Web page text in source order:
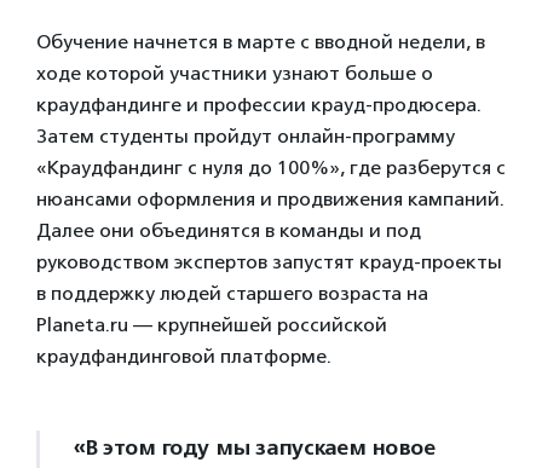
Обучение начнется в марте с вводной недели, в
ходе которой участники узнают больше о
краудфандинге и профессии крауд-продюсера.
Затем студенты пройдут онлайн-программу
«Краудфандинг с нуля до 100%», где разберутся с
нюансами оформления и продвижения кампаний.
Далее они объединятся в команды и под
руководством экспертов запустят крауд-проекты
в поддержку людей старшего возраста на
Planeta.ru — крупнейшей российской
краудфандинговой платформе.
«В этом году мы запускаем новое